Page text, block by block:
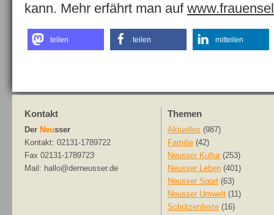
kann. Mehr erfährt man auf
teilen teilen mitteilen
Kontakt
Der Neusser
Kontakt: 02131-1789722
Fax 02131-1789723
Mail: hallo@derneusser.de
Themen
Aktuelles (987)
Familie (42)
Neusser Kultur (253)
Neusser Leben (401)
Neusser Sport (63)
Neusser Umwelt (11)
Schützenfeste (16)